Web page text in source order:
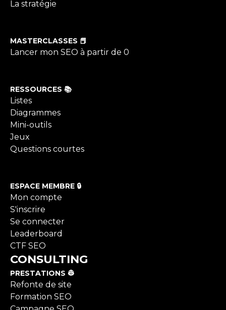
La stratégie
MASTERCLASSES 📕
Lancer mon SEO à partir de 0
RESSOURCES 📚
Listes
Diagrammes
Mini-outils
Jeux
Questions courtes
ESPACE MEMBRE 🔒
Mon compte
S'inscrire
Se connecter
Leaderboard
CTF SEO
CONSULTING
PRESTATIONS 👷
Refonte de site
Formation SEO